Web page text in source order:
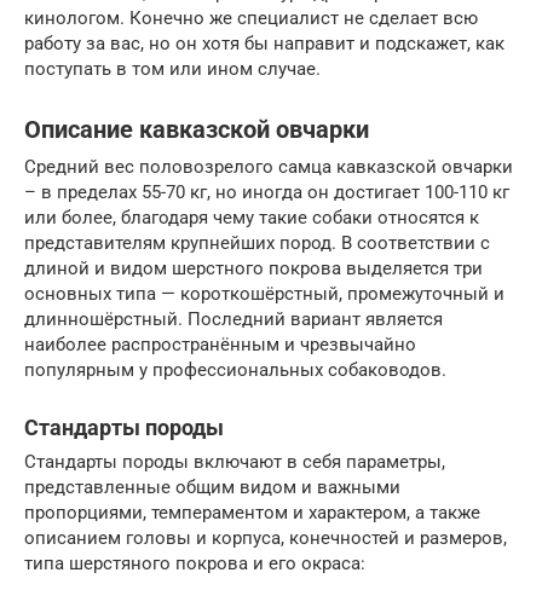
кинологом. Конечно же специалист не сделает всю
работу за вас, но он хотя бы направит и подскажет, как
поступать в том или ином случае.
Описание кавказской овчарки
Средний вес половозрелого самца кавказской овчарки
– в пределах 55-70 кг, но иногда он достигает 100-110 кг
или более, благодаря чему такие собаки относятся к
представителям крупнейших пород. В соответствии с
длиной и видом шерстного покрова выделяется три
основных типа — короткошёрстный, промежуточный и
длинношёрстный. Последний вариант является
наиболее распространённым и чрезвычайно
популярным у профессиональных собаководов.
Стандарты породы
Стандарты породы включают в себя параметры,
представленные общим видом и важными
пропорциями, темпераментом и характером, а также
описанием головы и корпуса, конечностей и размеров,
типа шерстяного покрова и его окраса: